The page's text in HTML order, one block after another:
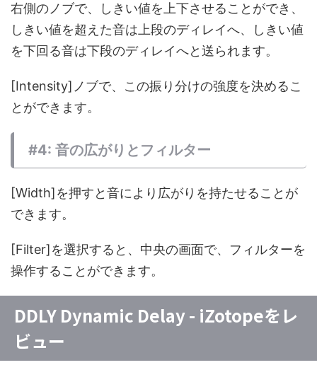
右側のノブで、しきい値を上下させることができ、
しきい値を超えた音は上段のディレイへ、しきい値
を下回る音は下段のディレイへと送られます。
[Intensity]ノブで、この振り分けの強度を決めるこ
とができます。
#4: 音の広がりとフィルター
[Width]を押すと音により広がりを持たせることが
できます。
[Filter]を選択すると、中央の画面で、フィルターを
操作することができます。
DDLY Dynamic Delay - iZotopeをレ
ビュー